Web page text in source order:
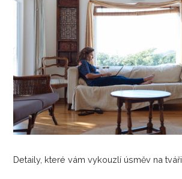
Detaily, které vám vykouzlí úsměv na tváři